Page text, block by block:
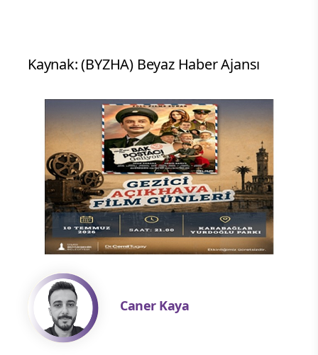
Kaynak: (BYZHA) Beyaz Haber Ajansı
Caner Kaya